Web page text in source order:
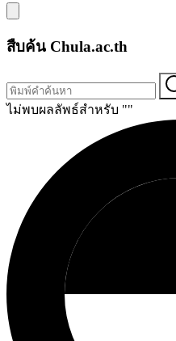
สืบค้น Chula.ac.th
ไม่พบผลลัพธ์สำหรับ ""